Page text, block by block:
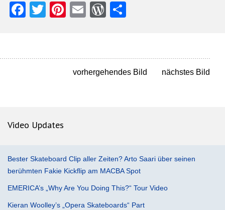
Facebook
TwitterPinterest
EmailWordPress
vorhergehendes Bild nächstes Bild
Video Updates
Bester Skateboard Clip aller Zeiten? Arto Saari über seinen
berühmten Fakie Kickflip am MACBA Spot
EMERICA’s „Why Are You Doing This?“ Tour Video
Kieran Woolley’s „Opera Skateboards“ Part